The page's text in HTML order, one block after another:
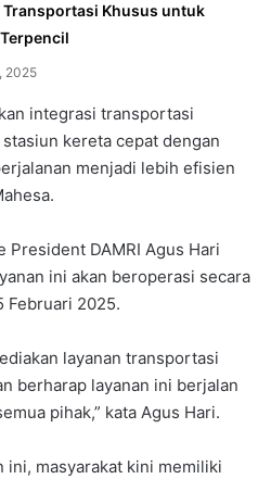
Transportasi Khusus untuk
2025
integrasi transportasi
kereta cepat dengan
menjadi lebih efisien
President DAMRI Agus Hari
ini akan beroperasi secara
Februari 2025.
layanan transportasi
berharap layanan ini berjalan
pihak,” kata Agus Hari.
ini, masyarakat kini memiliki